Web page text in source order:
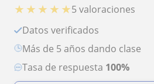
★ ★ ★ ★ ★5 valoraciones
Datos verificados
más de 5 años dando clase
Tasa de respuesta 100%